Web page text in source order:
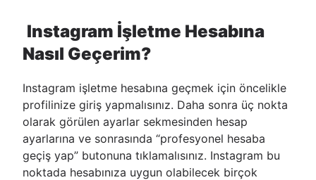
Instagram İşletme Hesabına
Nasıl Geçerim?
Instagram işletme hesabına geçmek için öncelikle
profilinize giriş yapmalısınız. Daha sonra üç nokta
olarak görülen ayarlar sekmesinden hesap
ayarlarına ve sonrasında “profesyonel hesaba
geçiş yap” butonuna tıklamalısınız. Instagram bu
noktada hesabınıza uygun olabilecek birçok